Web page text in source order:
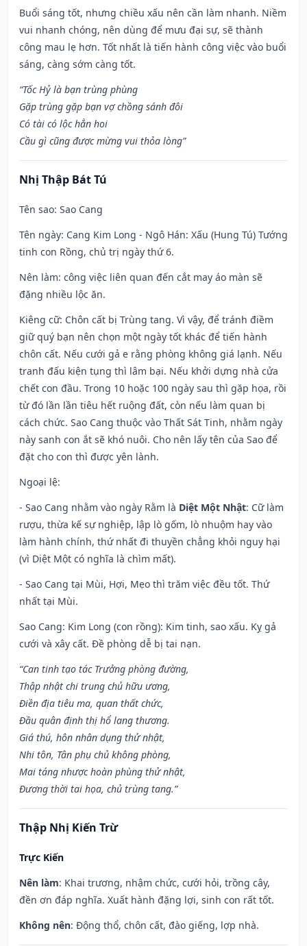
Buổi sáng tốt, nhưng chiều xấu nên cần làm nhanh. Niềm
vui nhanh chóng, nên dùng để mưu đại sự, sẽ thành
công mau lẹ hơn. Tốt nhất là tiến hành công việc vào buổi
sáng, càng sớm càng tốt.
“Tốc Hỷ là bạn trùng phùng
Gặp trùng gặp bạn vợ chồng sánh đôi
Có tài có lộc hẳn hoi
Cầu gì cũng được mừng vui thỏa lòng”
Nhị Thập Bát Tú
Tên sao: Sao Cang
Tên ngày: Cang Kim Long - Ngô Hán: Xấu (Hung Tú) Tướng
tinh con Rồng, chủ trị ngày thứ 6.
Nên làm: công việc liên quan đến cắt may áo màn sẽ
đặng nhiều lộc ăn.
Kiêng cữ: Chôn cất bị Trùng tang. Vì vậy, để tránh điềm
giữ quý bạn nên chọn một ngày tốt khác để tiến hành
chôn cất. Nếu cưới gả e rằng phòng không giá lạnh. Nếu
tranh đấu kiện tụng thì lâm bại. Nếu khởi dựng nhà cửa
chết con đầu. Trong 10 hoặc 100 ngày sau thì gặp họa, rồi
từ đó lần lần tiêu hết ruộng đất, còn nếu làm quan bị
cách chức. Sao Cang thuộc vào Thất Sát Tinh, nhằm ngày
này sanh con ắt sẽ khó nuôi. Cho nên lấy tên của Sao để
đặt cho con thì được yên lành.
Ngoại lệ:
- Sao Cang nhằm vào ngày Rằm là Diệt Một Nhật: Cữ làm
rượu, thừa kế sự nghiệp, lập lò gốm, lò nhuộm hay vào
làm hành chính, thứ nhất đi thuyền chẳng khỏi nguy hại
(vì Diệt Một có nghĩa là chìm mất).
- Sao Cang tại Mùi, Hợi, Mẹo thì trăm việc đều tốt. Thứ
nhất tại Mùi.
Sao Cang: Kim Long (con rồng): Kim tinh, sao xấu. Kỵ gả
cưới và xây cất. Đề phòng dễ bị tai nạn.
“Can tinh tạo tác Trưởng phòng đường,
Thập nhật chi trung chủ hữu ương,
Điền địa tiêu ma, quan thất chức,
Đầu quân định thị hổ lang thương.
Giá thú, hôn nhân dụng thử nhật,
Nhi tôn, Tân phụ chủ không phòng,
Mai táng nhược hoàn phùng thử nhật,
Đương thời tai họa, chủ trùng tang.”
Thập Nhị Kiến Trừ
Trực Kiến
Nên làm: Khai trương, nhậm chức, cưới hỏi, trồng cây,
đền ơn đáp nghĩa. Xuất hành đặng lợi, sinh con rất tốt.
Không nên: Động thổ, chôn cất, đào giếng, lợp nhà.